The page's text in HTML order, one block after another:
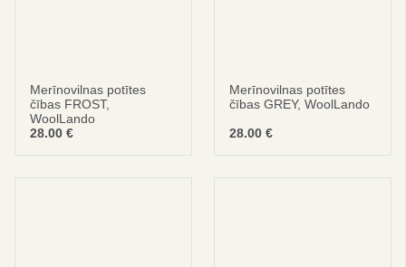
Merīnovilnas potītes
čības FROST,
WoolLando
28.00 €
Merīnovilnas potītes
čības GREY, WoolLando
28.00 €